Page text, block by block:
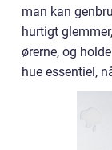
man kan
hurtigt
ørerne, og
hue essentiel,